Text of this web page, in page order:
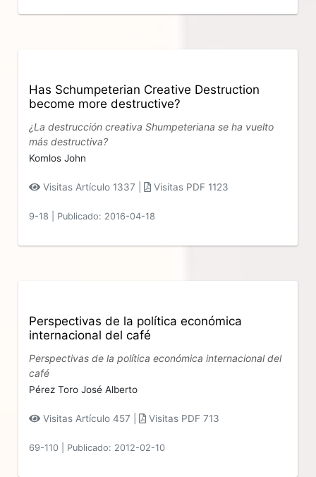
Has Schumpeterian Creative Destruction
become more destructive?
¿La destrucción creativa Shumpeteriana se ha vuelto
más destructiva?
Komlos John
Visitas Artículo 1337 | Visitas PDF 1123
9-18 Publicado: 2016-04-18
Perspectivas de la política económica
internacional del café
Perspectivas de la política económica internacional del
café
Pérez Toro José Alberto
Visitas Artículo 457 | Visitas PDF 713
69-110 Publicado: 2012-02-10